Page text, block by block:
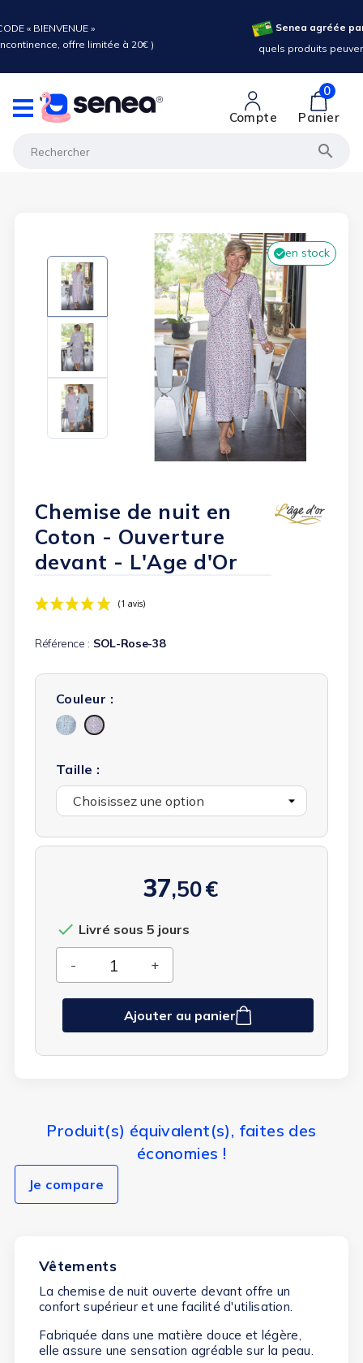
« BIENVENUE »
offre limitée à 20€ )
Senea agréée
quels produits

Compte
0
Panier
en stock
Chemise de nuit en
Coton - Ouverture
devant - L'Age d'Or
Référence : SOL-Rose-38
Couleur :
Fleurs
bleues
Fleurs
Taille :
37,50€
 Livré sous 5 jours
Ajouter au panier
Produit(s) équivalent(s), faites des
économies !
Je compare
Vêtements
La chemise de nuit ouverte devant offre un
confort supérieur et une facilité d'utilisation.
Fabriquée dans une matière douce et légère,
elle assure une sensation agréable sur la peau.